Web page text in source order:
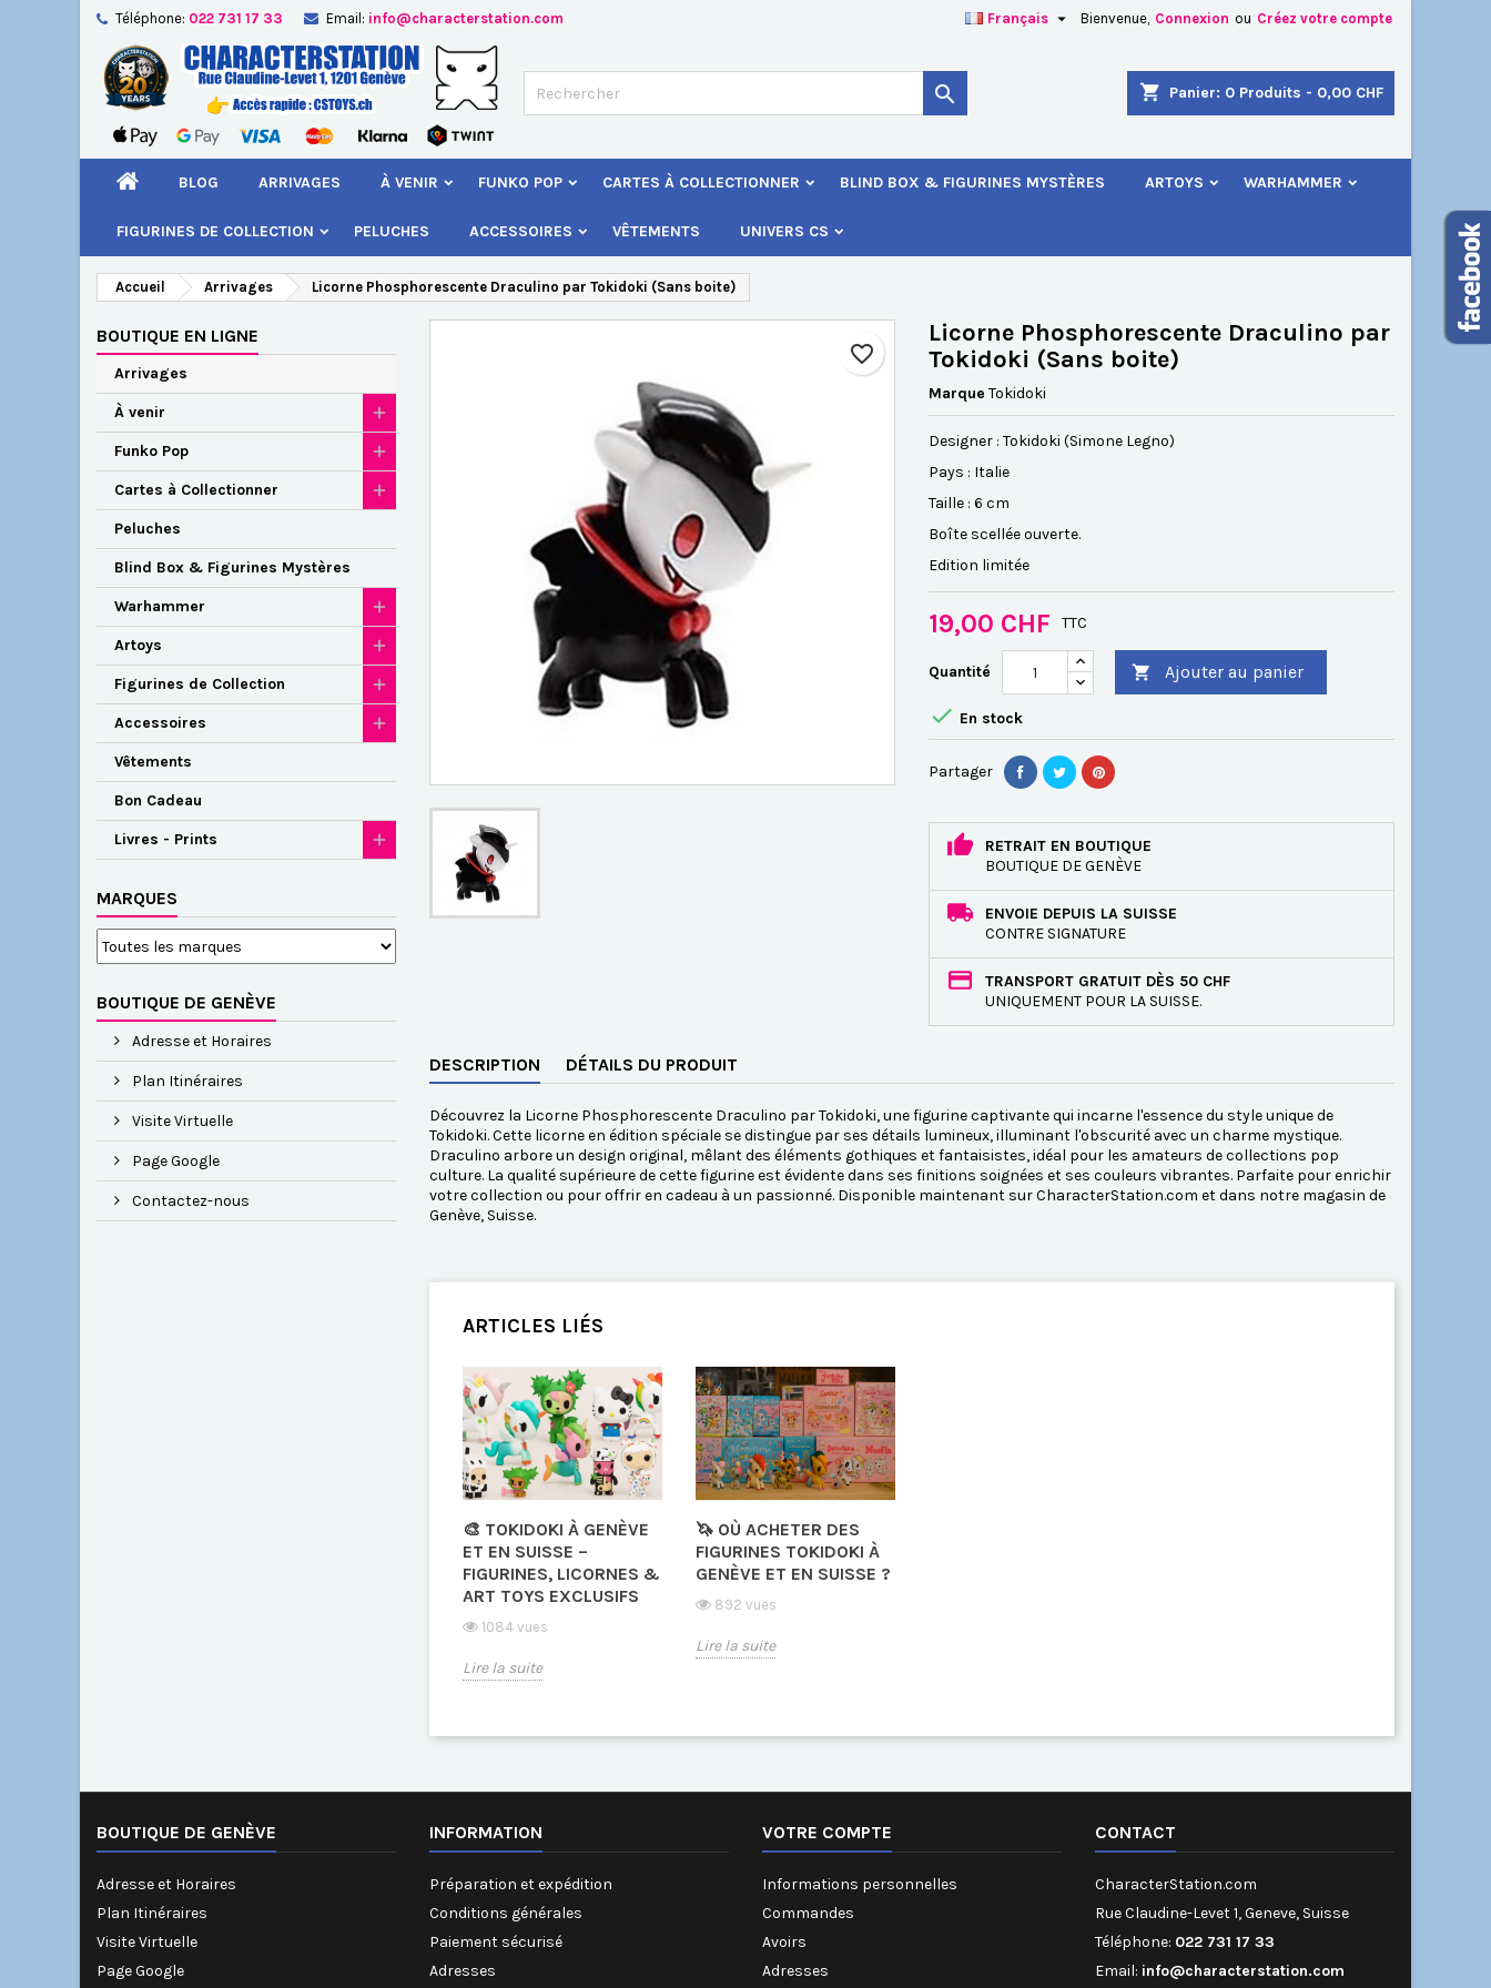
Téléphone: 022 731 17 33 Email: info@characterstation.com Bienvenue, Connexion ou Créez votre compte
Français 
shopping_cart Panier: 0 Produits - 0,00 CHF

BLOG ARRIVAGES À VENIR FUNKO POP CARTES À COLLECTIONNER BLIND BOX & FIGURINES MYSTÈRES ARTOYS WARHAMMER
FIGURINES DE COLLECTION PELUCHES ACCESSOIRES VÊTEMENTS UNIVERS CS
Accueil Arrivages Licorne Phosphorescente Draculino par Tokidoki (Sans boite)
BOUTIQUE EN LIGNE
Arrivages
À venir
Funko Pop
Cartes à Collectionner
Peluches
Blind Box & Figurines Mystères
Warhammer
Artoys
Figurines de Collection
Accessoires
Vêtements
Bon Cadeau
Livres - Prints
MARQUES
BOUTIQUE DE GENÈVE
Adresse et Horaires
Plan Itinéraires
Visite Virtuelle
Page Google
Contactez-nous
favorite_border
Licorne Phosphorescente Draculino par
Tokidoki (Sans boite)
Marque Tokidoki
Designer : Tokidoki (Simone Legno)
Pays : Italie
Taille : 6 cm
Boîte scellée ouverte.
Edition limitée
19,00 CHF TTC
Quantité  Ajouter au panier
 En stock
Partager
RETRAIT EN BOUTIQUE
BOUTIQUE DE GENÈVE
ENVOIE DEPUIS LA SUISSE
CONTRE SIGNATURE
TRANSPORT GRATUIT DÈS 50 CHF
UNIQUEMENT POUR LA SUISSE.
DESCRIPTION DÉTAILS DU PRODUIT
Découvrez la Licorne Phosphorescente Draculino par Tokidoki, une figurine captivante qui incarne l'essence du style unique de
Tokidoki. Cette licorne en édition spéciale se distingue par ses détails lumineux, illuminant l'obscurité avec un charme mystique.
Draculino arbore un design original, mêlant des éléments gothiques et fantaisistes, idéal pour les amateurs de collections pop
culture. La qualité supérieure de cette figurine est évidente dans ses finitions soignées et ses couleurs vibrantes. Parfaite pour enrichir
votre collection ou pour offrir en cadeau à un passionné. Disponible maintenant sur CharacterStation.com et dans notre magasin de
Genève, Suisse.
ARTICLES LIÉS
🎨 TOKIDOKI À GENÈVE
ET EN SUISSE –
FIGURINES, LICORNES &
ART TOYS EXCLUSIFS
1084 vues
Lire la suite
🦄 OÙ ACHETER DES
FIGURINES TOKIDOKI À
GENÈVE ET EN SUISSE ?
892 vues
Lire la suite
BOUTIQUE DE GENÈVE
Adresse et Horaires
Plan Itinéraires
Visite Virtuelle
Page Google
INFORMATION
Préparation et expédition
Conditions générales
Paiement sécurisé
Adresses
VOTRE COMPTE
Informations personnelles
Commandes
Avoirs
Adresses
CONTACT
CharacterStation.com
Rue Claudine-Levet 1, Geneve, Suisse
Téléphone: 022 731 17 33
Email: info@characterstation.com
Ajouter à ma liste d'envies
Créer une nouvelle liste
Créer une liste d'envies
Nom de la liste d'envies
Connexion
Vous devez être connecté pour ajouter des produits à votre liste d'envies.
Annuler Connexion